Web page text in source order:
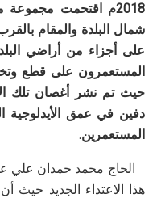
2018م اقتحمت
شمال البلدة والمقام
على أجزاء من أراضي
حيث تم نشر أغصان تلك
دفين في عمق الأيدلوجية
المستعمرين.
هذا الاعتداء الجديد حيث